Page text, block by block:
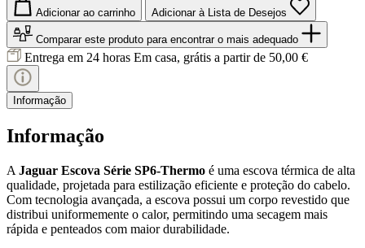
Adicionar ao carrinho Adicionar à Lista de Desejos
Comparar este produto para encontrar o mais adequado
Entrega em 24 horas Em casa, grátis a partir de 50,00 €
Informação
Informação
A Jaguar Escova Série SP6-Thermo é uma escova térmica de alta
qualidade, projetada para estilização eficiente e proteção do cabelo.
Com tecnologia avançada, a escova possui um corpo revestido que
distribui uniformemente o calor, permitindo uma secagem mais
rápida e penteados com maior durabilidade.